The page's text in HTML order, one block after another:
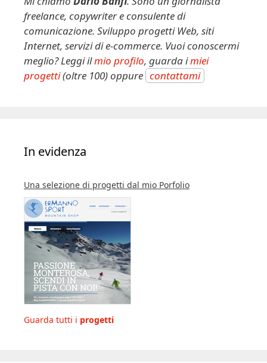
v
freelance, copywriter e consulente di
comunicazione. Sviluppo progetti Web, siti
Internet, servizi di e-commerce. Vuoi conoscermi
meglio? Leggi ilmio profilo, guarda imiei
progetti(oltre 100) oppure contattami
In evidenza
Una selezione di progetti dal mio Porfolio
Guarda tutti i progetti